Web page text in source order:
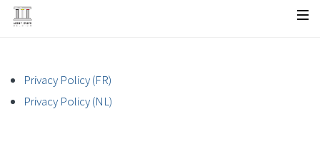
Home
Privacy Policy (FR)
Privacy Policy (NL)